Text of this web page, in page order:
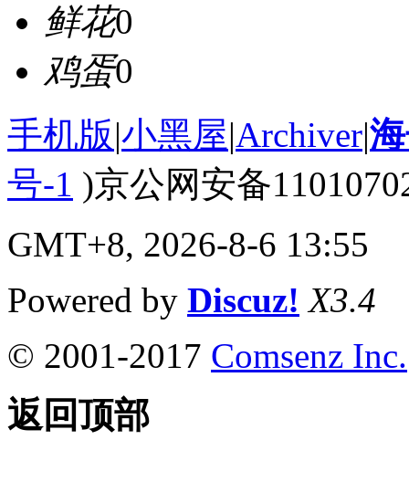
鲜花0
鸡蛋0
手机版|小黑屋|Archiver|
号-1 )京公网安备
GMT+8, 2026-8-6 13:55
Powered by Discuz! X3.4
© 2001-2017 Comsenz Inc.
返回顶部